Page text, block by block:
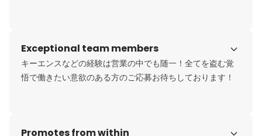
Exceptional team members
キーエンスなどの経験は営業の中でも随一！全てを盗む覚
悟で働きたい意欲のある方のご応募お待ちしております！
Promotes from within